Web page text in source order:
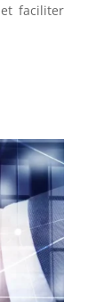
et faciliter